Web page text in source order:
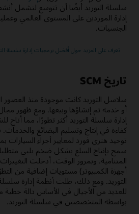
سلسلة التوريد أيضًا أن تتوسع لتشمل
إدارة الموردين على المستوى العالمي
الجنسيات.
تعرف على المزيد حول أفضل برمجيات إدارة سلسلة
تاريخ SCM
سلاسل التوريد كانت موجودة منذ العصور
أو خدمة تم إنشاؤها وبيعها. ومع ظهور
إدارة سلسلة التوريد أكثر تطورًا، مما أتاح
كفاءة في إنتاج وتسليم البضائع
توحيد هنري فورد لمعايير أجزاء السيارات
سمح بإنتاج السلع بشكل ضخم يلبي
المتنامية. وبمرور الوقت، أدخلت
أجهزة الكمبيوتر) مستويات إضافية من
للعديد من الأجيال في الأساس دالة خطية
بواسطة المتخصصين في سلسلة التوريد.